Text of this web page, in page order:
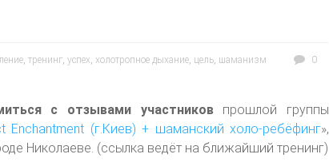
, тренинг, успех, холотропное дыхание, цель, шаманизм
0
с отзывами участниковпрошлой группы
Enchantment (г.Киев) + шаманский холо-ребёфинг»,
Николаеве. (ссылка ведёт на ближайший тренинг)